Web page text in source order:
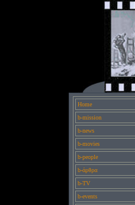
Home
b-mission
b-news
b-movies
b-people
b-άρθρα
b-TV
b-events